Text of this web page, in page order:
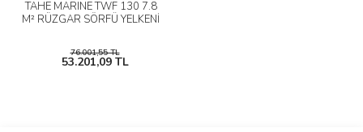
TAHE MARINE TWF 130 7.8
M² RÜZGAR SÖRFÜ YELKENİ
76.001,55 TL
53.201,09 TL